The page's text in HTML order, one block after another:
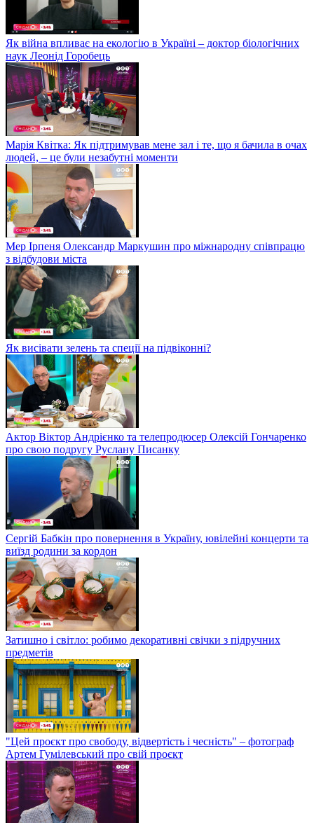
Як війна впливає на екологію в Україні – доктор біологічних
наук Леонід Горобець
Марія Квітка: Як підтримував мене зал і те, що я бачила в очах
людей, – це були незабутні моменти
Мер Ірпеня Олександр Маркушин про міжнародну співпрацю
з відбудови міста
Як висівати зелень та спеції на підвіконні?
Актор Віктор Андрієнко та телепродюсер Олексій Гончаренко
про свою подругу Руслану Писанку
Сергій Бабкін про повернення в Україну, ювілейні концерти та
виїзд родини за кордон
Затишно і світло: робимо декоративні свічки з підручних
предметів
"Цей проєкт про свободу, відвертість і чесність" – фотограф
Артем Гумілевський про свій проєкт